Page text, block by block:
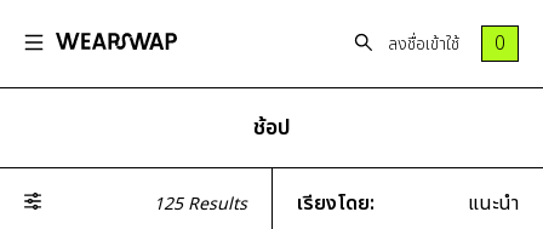
Most
wanted
OLD MONEY-NEW
HONEY
เสื้อยืด
เสื้อครอป
กระโปรง
มินิ
ลงชื่อเข้าใช้ 0
ช้อป
125Results เรียงโดย:
แนะนำ